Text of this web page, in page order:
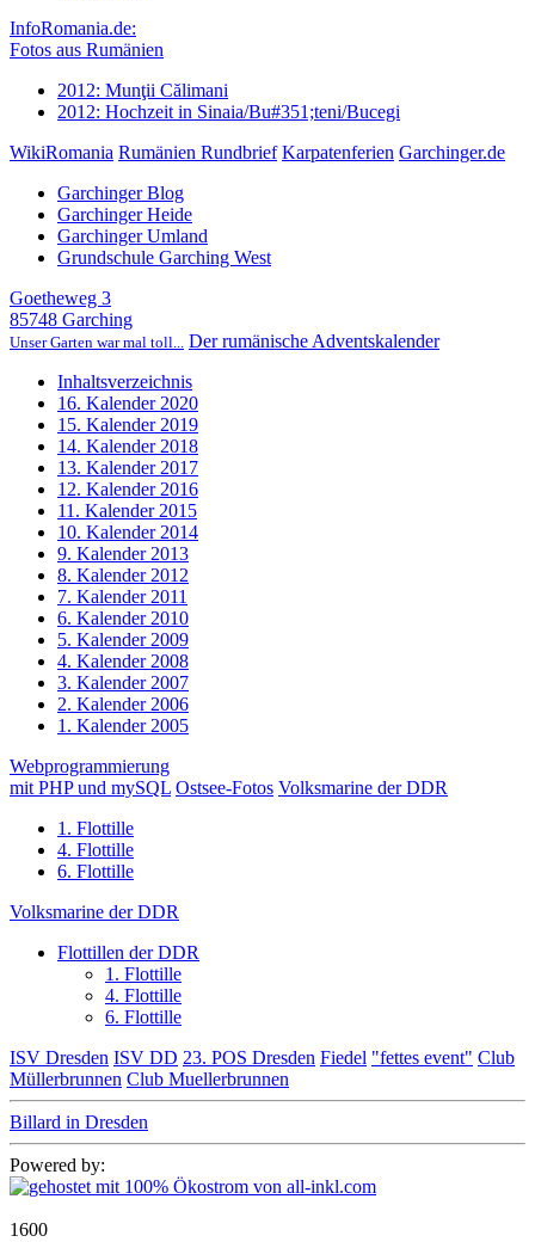
InfoRomania.de:
Fotos aus Rumänien
2012: Munţii Călimani
2012: Hochzeit in Sinaia/Bu#351;teni/Bucegi
WikiRomania Rumänien Rundbrief Karpatenferien Garchinger.de
Garchinger Blog
Garchinger Heide
Garchinger Umland
Grundschule Garching West
Goetheweg 3
85748 Garching
Unser Garten war mal toll... Der rumänische Adventskalender
Inhaltsverzeichnis
16. Kalender 2020
15. Kalender 2019
14. Kalender 2018
13. Kalender 2017
12. Kalender 2016
11. Kalender 2015
10. Kalender 2014
9. Kalender 2013
8. Kalender 2012
7. Kalender 2011
6. Kalender 2010
5. Kalender 2009
4. Kalender 2008
3. Kalender 2007
2. Kalender 2006
1. Kalender 2005
Webprogrammierung
mit PHP und mySQL Ostsee-Fotos Volksmarine der DDR
1. Flottille
4. Flottille
6. Flottille
Volksmarine der DDR
Flottillen der DDR
1. Flottille
4. Flottille
6. Flottille
ISV Dresden ISV DD 23. POS Dresden Fiedel "fettes event" Club
Müllerbrunnen Club Muellerbrunnen
Billard in Dresden
Powered by:
1600